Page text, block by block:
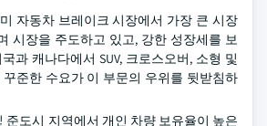
자동차 브레이크 시장에서 가장 큰 시장
시장을 주도하고 있고, 강한 성장세를 보
과 캐나다에서 SUV, 크로스오버, 소형 및
준한 수요가 이 부문의 우위를 뒷받침하
준도시 지역에서 개인 차량 보유율이 높은